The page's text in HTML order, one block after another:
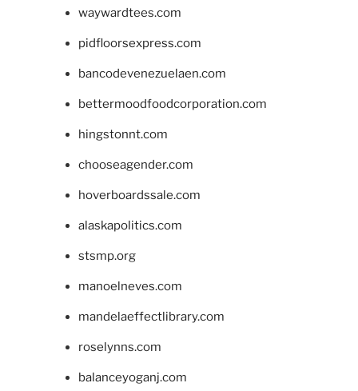
waywardtees.com
pidfloorsexpress.com
bancodevenezuelaen.com
bettermoodfoodcorporation.com
hingstonnt.com
chooseagender.com
hoverboardssale.com
alaskapolitics.com
stsmp.org
manoelneves.com
mandelaeffectlibrary.com
roselynns.com
balanceyoganj.com